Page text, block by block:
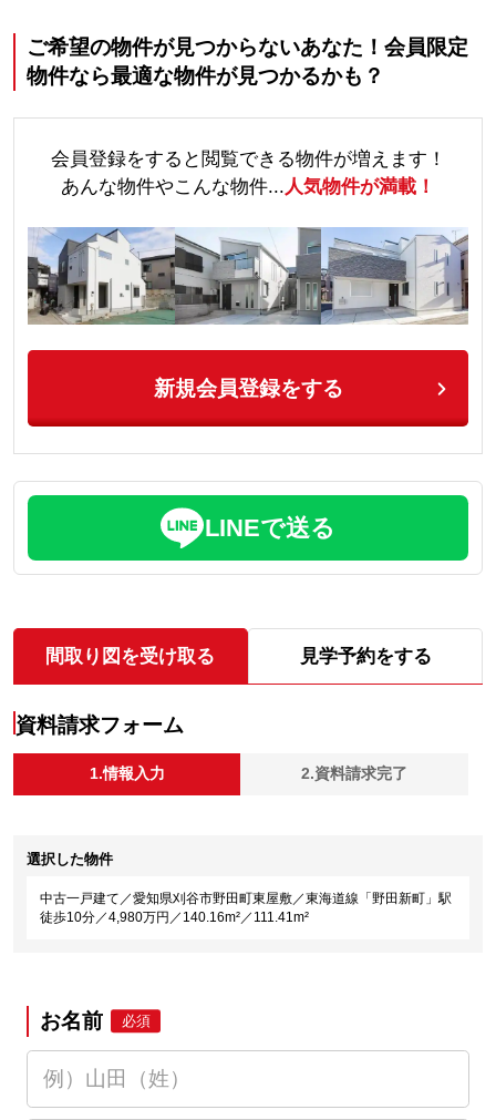
ご希望の物件が見つからないあなた！会員限定
物件なら最適な物件が見つかるかも？
会員登録をすると閲覧できる物件が増えます！
あんな物件やこんな物件... 人気物件が満載！
新規会員登録をする
LINEで送る
間取り図を受け取る 見学予約をする
資料請求フォーム
1.情報入力 2.資料請求完了
選択した物件
中古一戸建て／愛知県刈谷市野田町東屋敷／東海道線「野田新町」駅
徒歩10分／4,980万円／140.16m²／111.41m²
お名前 必須